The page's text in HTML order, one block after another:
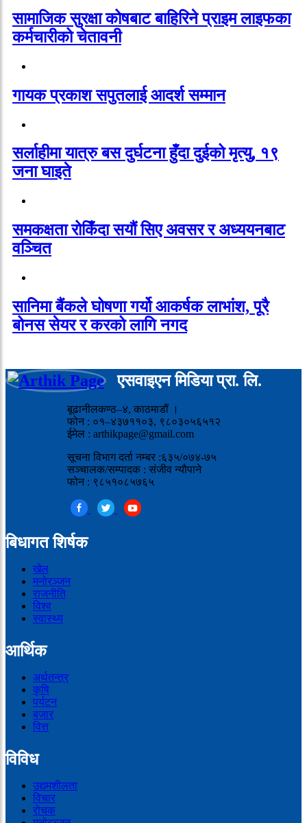
सामाजिक सुरक्षा कोषबाट बाहिरिने प्राइम लाइफका
कर्मचारीको चेतावनी
गायक प्रकाश सपुतलाई आदर्श सम्मान
सर्लाहीमा यात्रु बस दुर्घटना हुँदा दुईको मृत्यु, १९
जना घाइते
समकक्षता रोकिँदा सयौं सिए अवसर र अध्ययनबाट
वञ्चित
सानिमा बैंकले घोषणा गर्यो आकर्षक लाभांश, पूरै
बोनस सेयर र करको लागि नगद
एसवाइएन मिडिया प्रा. लि.
बूढानीलकण्ठ–४, काठमाडौं ।
फोन : ०१–४३७११०३, ९८०३०५६५१२
ईमेल : arthikpage@gmail.com
सूचना विभाग दर्ता नम्बर :६३५/०७४-७५
सञ्चालक/सम्पादक : संजीव न्यौपाने
फोन : ९८५१०८५७६५
बिधागत शिर्षक
खेल
मनोरञ्जन
राजनीति
विश्व
स्वास्थ्य
आर्थिक
अर्थतन्त्र
कृषि
पर्यटन
बजार
वित्त
विविध
उद्यमशीलता
विचार
रोचक